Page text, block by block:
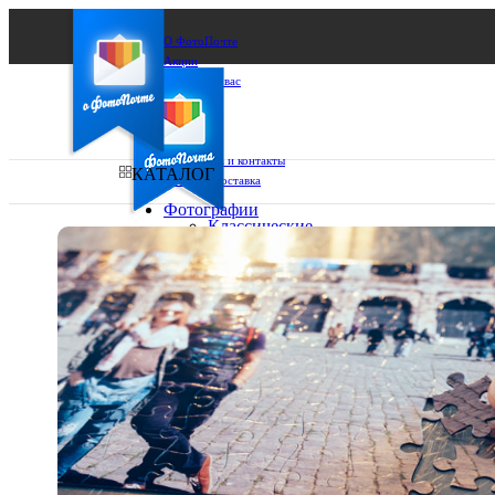
О ФотоПочте
Акции
Сделаем за вас
Бизнесу
FAQ
Франшиза
Поддержка и контакты
Оплата и доставка
Ваш город:
Ваш регион доставки
Выберите из списка:
КАТАЛОГ
Фотографии
Классические
10х10
10х15
13х18
15х15
15х20
20х20
20х30
30х30
30х40
А4
Фото
в